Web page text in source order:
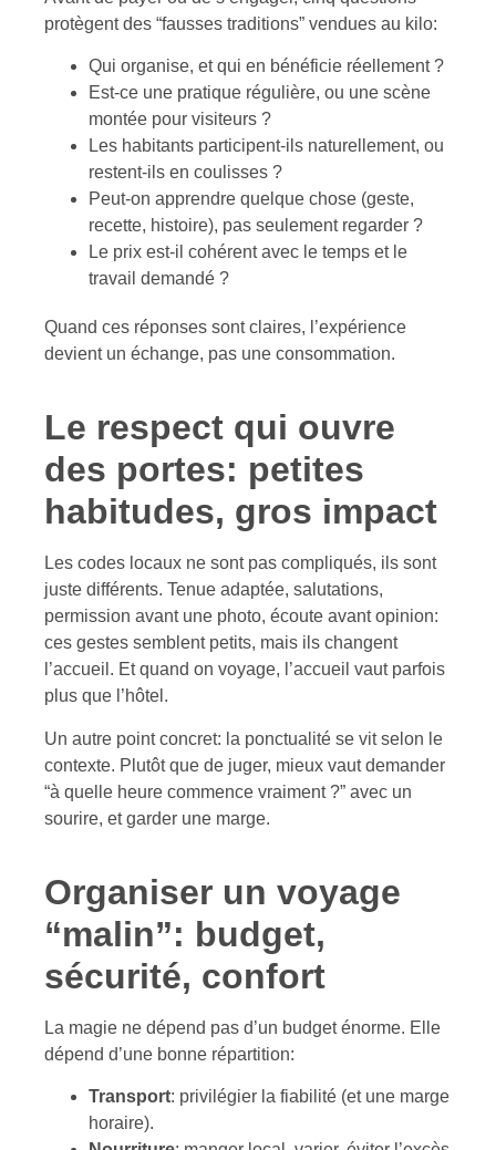
protègent des “fausses traditions” vendues au kilo:
Qui organise, et qui en bénéficie réellement ?
Est-ce une pratique régulière, ou une scène
montée pour visiteurs ?
Les habitants participent-ils naturellement, ou
restent-ils en coulisses ?
Peut-on apprendre quelque chose (geste,
recette, histoire), pas seulement regarder ?
Le prix est-il cohérent avec le temps et le
travail demandé ?
Quand ces réponses sont claires, l’expérience
devient un échange, pas une consommation.
Le respect qui ouvre
des portes: petites
habitudes, gros impact
Les codes locaux ne sont pas compliqués, ils sont
juste différents. Tenue adaptée, salutations,
permission avant une photo, écoute avant opinion:
ces gestes semblent petits, mais ils changent
l’accueil. Et quand on voyage, l’accueil vaut parfois
plus que l’hôtel.
Un autre point concret: la ponctualité se vit selon le
contexte. Plutôt que de juger, mieux vaut demander
“à quelle heure commence vraiment ?” avec un
sourire, et garder une marge.
Organiser un voyage
“malin”: budget,
sécurité, confort
La magie ne dépend pas d’un budget énorme. Elle
dépend d’une bonne répartition:
Transport: privilégier la fiabilité (et une marge
horaire).